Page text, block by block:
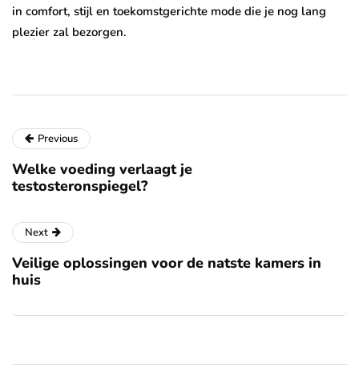
in comfort, stijl en toekomstgerichte mode die je nog lang
plezier zal bezorgen.
Previous
Welke voeding verlaagt je
testosteronspiegel?
Next
Veilige oplossingen voor de natste kamers in
huis